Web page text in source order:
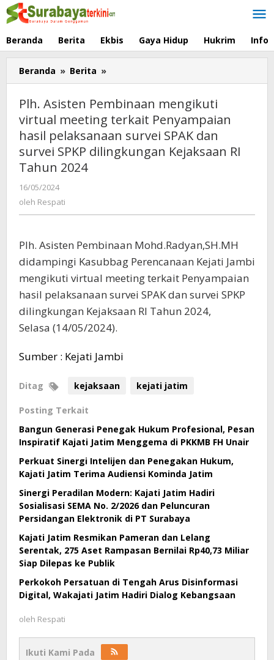
Lewati
ke
Beranda Berita Ekbis Gaya Hidup Hukrim Info
Beranda » Berita »
Asisten
Pembinaan
mengikuti
virtual
meeting
terkait
Penyampaian
SPAK
SPKP
dilingkungan
Kejaksaan
Tahun
2024
Plh. Asisten Pembinaan mengikuti
virtual meeting terkait Penyampaian
hasil pelaksanaan survei SPAK dan
survei SPKP dilingkungan Kejaksaan RI
Tahun 2024
16/05/2024
oleh Respati
Plh. Asisten Pembinaan Mohd.Radyan,SH.MH
didampingi Kasubbag Perencanaan Kejati Jambi
mengikuti virtual meeting terkait Penyampaian
hasil pelaksanaan survei SPAK dan survei SPKP
dilingkungan Kejaksaan RI Tahun 2024,
Selasa (14/05/2024).
Sumber : Kejati Jambi
Ditag kejaksaan kejati jatim
Posting Terkait
Bangun Generasi Penegak Hukum Profesional, Pesan
Inspiratif Kajati Jatim Menggema di PKKMB FH Unair
Perkuat Sinergi Intelijen dan Penegakan Hukum,
Kajati Jatim Terima Audiensi Kominda Jatim
Sinergi Peradilan Modern: Kajati Jatim Hadiri
Sosialisasi SEMA No. 2/2026 dan Peluncuran
Persidangan Elektronik di PT Surabaya
Kajati Jatim Resmikan Pameran dan Lelang
Serentak, 275 Aset Rampasan Bernilai Rp40,73 Miliar
Siap Dilepas ke Publik
Perkokoh Persatuan di Tengah Arus Disinformasi
Digital, Wakajati Jatim Hadiri Dialog Kebangsaan
oleh Respati
Ikuti Kami Pada